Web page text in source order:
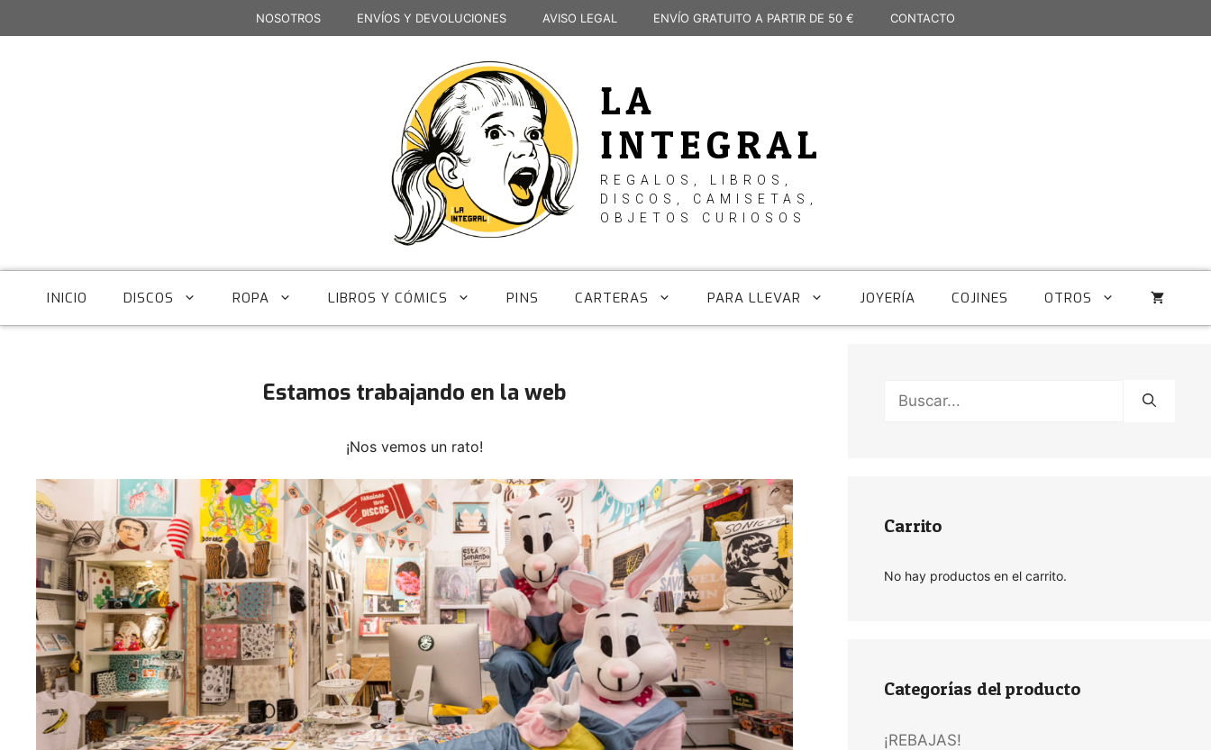
al
NOSOTROS ENVÍOS Y DEVOLUCIONES AVISO LEGAL ENVÍO GRATUITO A PARTIR DE 50 € CONTACTO
LA
INTEGRAL
REGALOS, LIBROS,
DISCOS, CAMISETAS,
OBJETOS CURIOSOS
INICIO DISCOS ROPA LIBROS Y CÓMICS PINS CARTERAS PARA LLEVAR JOYERÍA COJINES OTROS
Estamos trabajando en la web
¡Nos vemos un rato!
Buscar:
Carrito
No hay productos en el carrito.
Categorías del producto
¡REBAJAS!